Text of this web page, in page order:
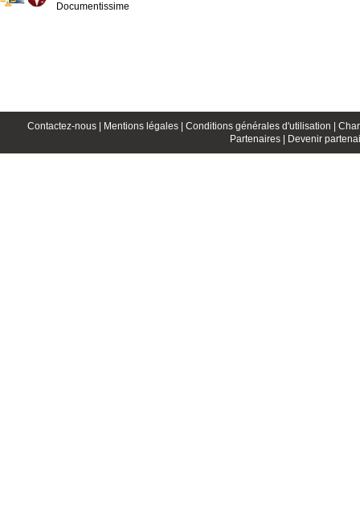
Documentissime
Contactez-nous | Mentions légales | Conditions générales d'utilisation |
Partenaires |
Devenir